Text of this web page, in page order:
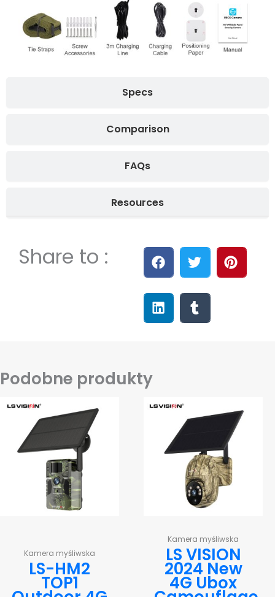
Specs
Comparison
FAQs
Resources
Share to :
Podobne produkty
Kamera myśliwska
LS-HM2
TOP1
Kamera myśliwska
LS VISION
2024 New
4G Ubox